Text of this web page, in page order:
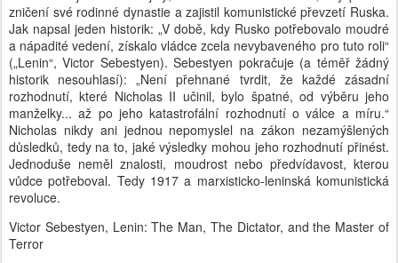
zničení své rodinné dynastie a zajistil komunistické převzetí Ruska.
Jak napsal jeden historik: „V době, kdy Rusko potřebovalo moudré
a nápadité vedení, získalo vládce zcela nevybaveného pro tuto roli“
(„Lenin“, Victor Sebestyen). Sebestyen pokračuje (a téměř žádný
historik nesouhlasí): „Není přehnané tvrdit, že každé zásadní
rozhodnutí, které Nicholas II učinil, bylo špatné, od výběru jeho
manželky... až po jeho katastrofální rozhodnutí o válce a míru.“
Nicholas nikdy ani jednou nepomyslel na zákon nezamýšlených
důsledků, tedy na to, jaké výsledky mohou jeho rozhodnutí přinést.
Jednoduše neměl znalosti, moudrost nebo předvídavost, kterou
vůdce potřeboval. Tedy 1917 a marxisticko-leninská komunistická
revoluce.
Victor Sebestyen, Lenin: The Man, The Dictator, and the Master of
Terror